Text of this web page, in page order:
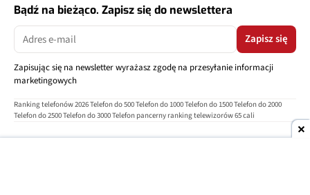
Bądź na bieżąco. Zapisz się do newslettera
Zapisz się
Zapisując się na newsletter wyrażasz zgodę na przesyłanie informacji
marketingowych
Ranking telefonów 2026Telefon do 500Telefon do 1000Telefon do 1500Telefon do 2000
Telefon do 2500Telefon do 3000Telefon pancerny ranking telewizorów 65 cali